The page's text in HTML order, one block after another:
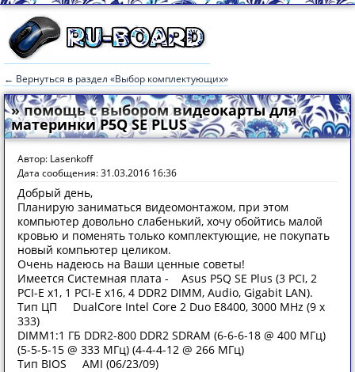
← Вернуться в раздел «Выбор комплектующих»
» помощь с выбором видеокарты для
материнки P5Q SE PLUS
Автор: Lasenkoff
Дата сообщения: 31.03.2016 16:36
Добрый день,
Планирую заниматься видеомонтажом, при этом
компьютер довольно слабенький, хочу обойтись малой
кровью и поменять только комплектующие, не покупать
новый компьютер целиком.
Очень надеюсь на Ваши ценные советы!
Имеется Системная плата - Asus P5Q SE Plus (3 PCI, 2
PCI-E x1, 1 PCI-E x16, 4 DDR2 DIMM, Audio, Gigabit LAN).
Тип ЦП DualCore Intel Core 2 Duo E8400, 3000 MHz (9 x
333)
DIMM1:1 ГБ DDR2-800 DDR2 SDRAM (6-6-6-18 @ 400 МГц)
(5-5-5-15 @ 333 МГц) (4-4-4-12 @ 266 МГц)
Тип BIOS AMI (06/23/09)